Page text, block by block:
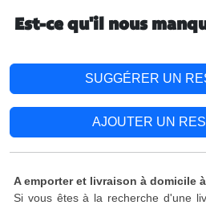
Est-ce qu'il nous
SUGGÉRER UN
AJOUTER UN
A emporter et livraison à domicile
Si vous êtes à la recherche d'une